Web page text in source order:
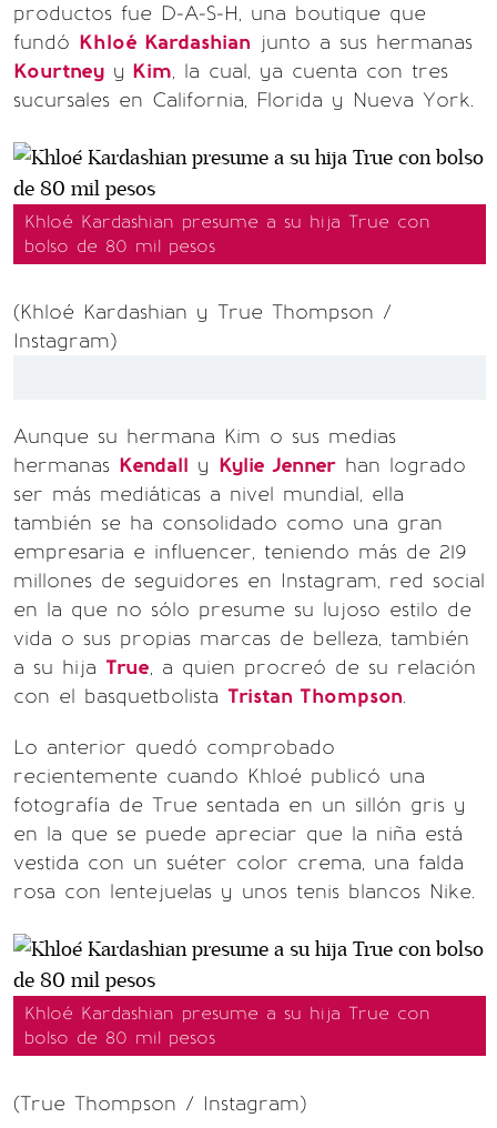
productos fue D-A-S-H, una boutique que
fundó Khloé Kardashian junto a sus hermanas
Kourtney y Kim, la cual, ya cuenta con tres
sucursales en California, Florida y Nueva York.
Khloé Kardashian presume a su hija True con
bolso de 80 mil pesos
(Khloé Kardashian y True Thompson /
Instagram)
Aunque su hermana Kim o sus medias
hermanas Kendall y Kylie Jenner han logrado
ser más mediáticas a nivel mundial, ella
también se ha consolidado como una gran
empresaria e influencer, teniendo más de 219
millones de seguidores en Instagram, red social
en la que no sólo presume su lujoso estilo de
vida o sus propias marcas de belleza, también
a su hija True, a quien procreó de su relación
con el basquetbolista Tristan Thompson.
Lo anterior quedó comprobado
recientemente cuando Khloé publicó una
fotografía de True sentada en un sillón gris y
en la que se puede apreciar que la niña está
vestida con un suéter color crema, una falda
rosa con lentejuelas y unos tenis blancos Nike.
Khloé Kardashian presume a su hija True con
bolso de 80 mil pesos
(True Thompson / Instagram)